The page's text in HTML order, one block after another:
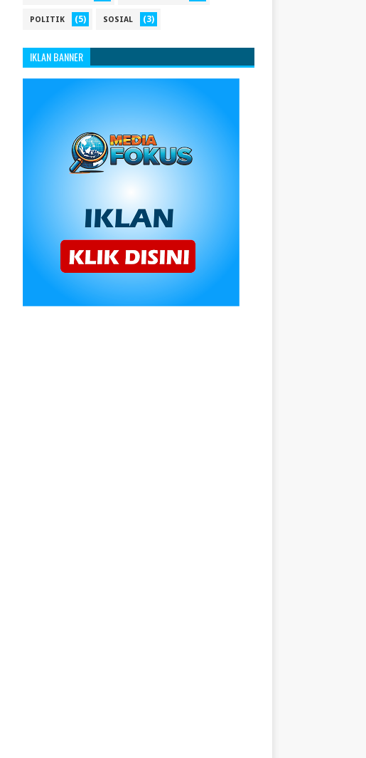
POLITIK (5) SOSIAL (3)
IKLAN BANNER